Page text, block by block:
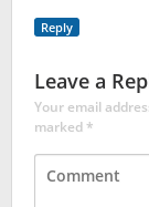
Reply
Leave a
Your email
marked*